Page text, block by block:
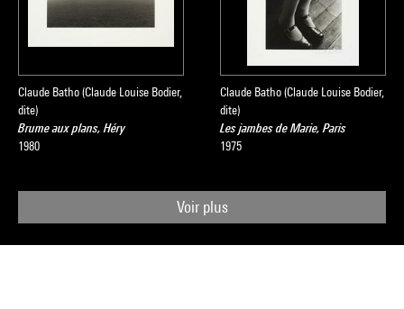
Claude Batho (Claude Louise Bodier,
dite)
Brume aux plans, Héry
1980
Claude Batho (Claude Louise Bodier,
dite)
Les jambes de Marie, Paris
1975
Voir plus